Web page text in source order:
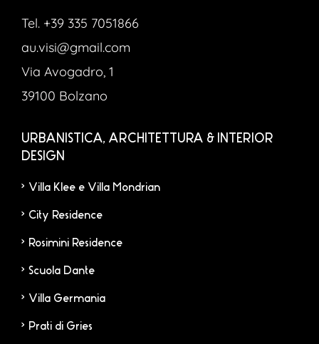
Tel. +39 335 7051866
au.visi@gmail.com
Via Avogadro, 1
39100 Bolzano
URBANISTICA, ARCHITETTURA & INTERIOR
DESIGN
Villa Klee e Villa Mondrian
City Residence
Rosimini Residence
Scuola Dante
Villa Germania
Prati di Gries